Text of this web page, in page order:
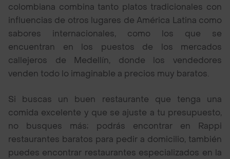
colombiana combina tanto platos tradicionales con
influencias de otros lugares de América Latina como
sabores internacionales, como los que se
encuentran en los puestos de los mercados
callejeros de Medellín, donde los vendedores
venden todo lo imaginable a precios muy baratos.
Si buscas un buen restaurante que tenga una
comida excelente y que se ajuste a tu presupuesto,
no busques más; podrás encontrar en Rappi
restaurantes baratos para pedir a domicilio, también
puedes encontrar restaurantes especializados en la